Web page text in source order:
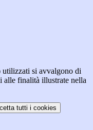
utilizzati si avvalgono di
alle finalità illustrate nella
tutti i cookies